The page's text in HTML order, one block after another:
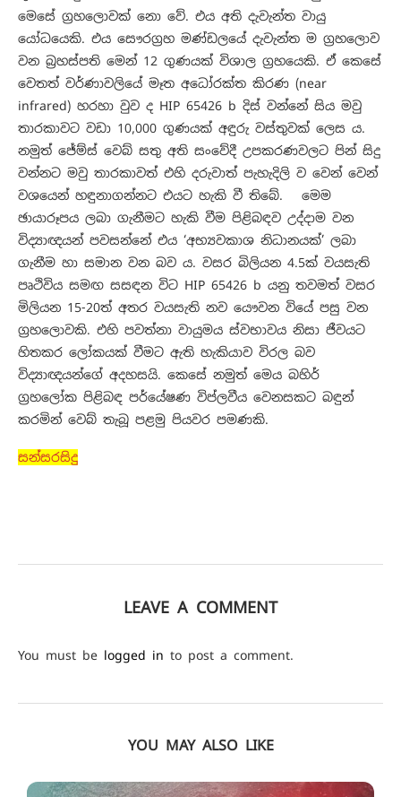
මෙසේ ග්‍රහලොවක් නො වේ. එය අති දැවැන්ත වායු
යෝධයෙකි. එය සෞරග්‍රහ මණ්ඩලයේ දැවැන්ත ම ග්‍රහලොව
වන බ්‍රහස්පති මෙන් 12 ගුණයක් විශාල ග්‍රහයෙකි. ඒ කෙසේ
වෙතත් වර්ණාවලියේ මෑත අධෝරක්ත කිරණ (near
infrared) හරහා වුව ද HIP 65426 b දිස් වන්නේ සිය මවු
තාරකාවට වඩා 10,000 ගුණයක් අඳුරු වස්තුවක් ලෙස ය.
නමුත් ජේම්ස් වෙබ් සතු අති සංවේදී උපකරණවලට පින් සිදු
වන්නට මවු තාරකාවත් එහි දරුවාත් පැහැදිලි ව වෙන් වෙන්
වශයෙන් හඳුනාගන්නට එයට හැකි වී තිබේ. මෙම
ඡායාරූපය ලබා ගැනීමට හැකි වීම පිළිබඳව උද්දාම වන
විද්‍යාඥයන් පවසන්නේ එය ‘අභ්‍යවකාශ නිධානයක්’ ලබා
ගැනීම හා සමාන වන බව ය. වසර බිලියන 4.5ක් වයසැති
පෘථිවිය සමඟ සසඳන විට HIP 65426 b යනු තවමත් වසර
මිලියන 15-20ත් අතර වයසැති නව යෞවන වියේ පසු වන
ග්‍රහලොවකි. එහි පවත්නා වායුමය ස්වභාවය නිසා ජීවයට
හිතකර ලෝකයක් වීමට ඇති හැකියාව විරල බව
විද්‍යාඥයන්ගේ අදහසයි. කෙසේ නමුත් මෙය බහිර්
ග්‍රහලෝක පිළිබඳ පර්යේෂණ විප්ලවීය වෙනසකට බඳුන්
කරමින් වෙබ් තැබූ පළමු පියවර පමණකි.
සන්සරසිදු
LEAVE A COMMENT
You must be logged in to post a comment.
YOU MAY ALSO LIKE